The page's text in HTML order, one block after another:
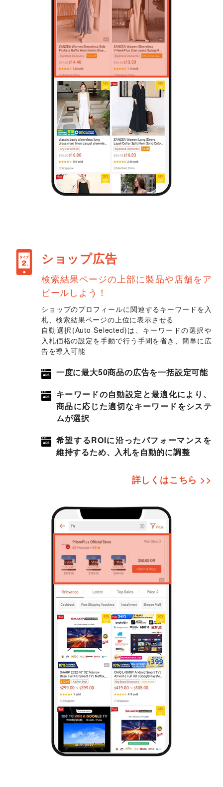
ショップ広告
検索結果ページの上部に製品や店舗をア
ピールしよう！
ショップのプロフィールに関連するキーワードを入
札、検索結果ページの上位に表示させる
自動選択(Auto Selected)は、キーワードの選択や
入札価格の設定を手動で行う手間を省き、簡単に広
告を導入可能
一度に最大50商品の広告を一括設定可能
キーワードの自動設定と最適化により、
商品に応じた適切なキーワードをシステ
ムが選択
希望するROIに沿ったパフォーマンスを
維持するため、入札を自動的に調整
詳しくはこちら >>